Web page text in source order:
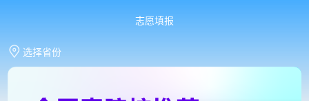
志愿填报
选择省份